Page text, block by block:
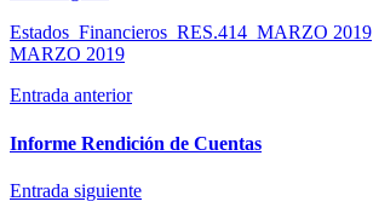
con
Estados_Financieros_RES.414_MARZO 2019
MARZO 2019
Entrada anterior
Informe Rendición de Cuentas
Entrada siguiente